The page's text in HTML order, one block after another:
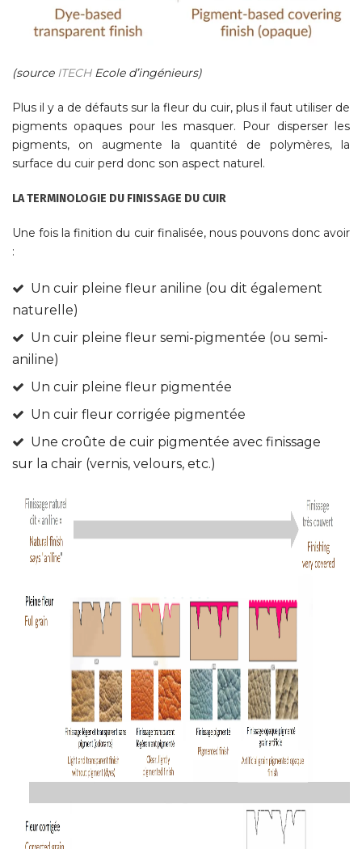
(source ITECHEcole d’ingénieurs)
Plus il y a de défauts sur la fleur du cuir, plus il faut utiliser de
pigments opaques pour les masquer. Pour disperser les
pigments, on augmente la quantité de polymères, la
surface du cuir perd donc son aspect naturel.
LA TERMINOLOGIE DU FINISSAGE DU CUIR
Une fois la finition du cuir finalisée, nous pouvons donc avoir
:
Un cuir pleine fleur aniline (ou dit également
naturelle)
Un cuir pleine fleur semi-pigmentée (ou semi-
aniline)
Un cuir pleine fleur pigmentée
Un cuir fleur corrigée pigmentée
Une croûte de cuir pigmentée avec finissage
sur la chair (vernis, velours, etc.)